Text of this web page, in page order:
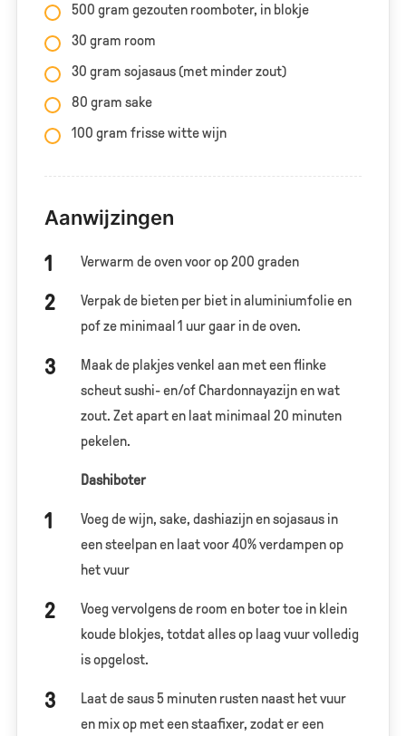
500 gram gezouten roomboter, in blokje
30 gram room
30 gram sojasaus (met minder zout)
80 gram sake
100 gram frisse witte wijn
Aanwijzingen
Verwarm de oven voor op 200 graden
Verpak de bieten per biet in aluminiumfolie en
pof ze minimaal 1 uur gaar in de oven.
Maak de plakjes venkel aan met een flinke
scheut sushi- en/of Chardonnayazijn en wat
zout. Zet apart en laat minimaal 20 minuten
pekelen.
Dashiboter
Voeg de wijn, sake, dashiazijn en sojasaus in
een steelpan en laat voor 40% verdampen op
het vuur
Voeg vervolgens de room en boter toe in klein
koude blokjes, totdat alles op laag vuur volledig
is opgelost.
Laat de saus 5 minuten rusten naast het vuur
en mix op met een staafixer, zodat er een